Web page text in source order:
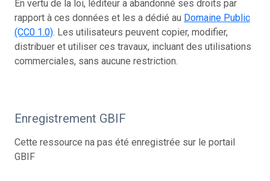
En vertu de la loi, léditeur a abandonné ses droits par
rapport à ces données et les a dédié au Domaine Public
(CC0 1.0). Les utilisateurs peuvent copier, modifier,
distribuer et utiliser ces travaux, incluant des utilisations
commerciales, sans aucune restriction.
Enregistrement GBIF
Cette ressource na pas été enregistrée sur le portail
GBIF